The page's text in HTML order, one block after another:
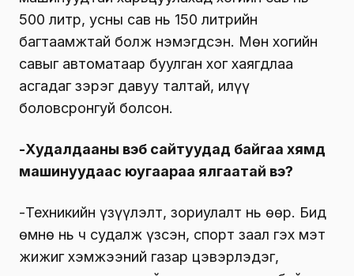
500 литр, усны сав нь 150 литрийн
багтаамжтай болж нэмэгдсэн. Мөн хогийн
савыг автоматаар буулган хог хаягдлаа
асгадаг зэрэг давуу талтай, илүү
боловсронгуй болсон.
-Худалдааны вэб сайтуудад байгаа хямд
машинуудаас юугаараа ялгаатай вэ?
-Техникийн үзүүлэлт, зориулалт нь өөр. Бид
өмнө нь ч судалж үзсэн, спорт заал гэх мэт
жижиг хэмжээний газар цэвэрлэдэг,